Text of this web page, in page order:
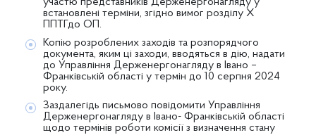
встановлені терміни, згідно вимог розділу X
ППТГдо ОП.
Копію розроблених заходів та розпорядчого
документа, яким ці заходи, вводяться в дію, надати
до Управління Держенергонагляду в Івано –
Франківській області у термін до 10 серпня 2024
року.
Заздалегідь письмово повідомити Управління
Держенергонагляду в Івано- Франківській області
щодо термінів роботи комісії з визначення стану